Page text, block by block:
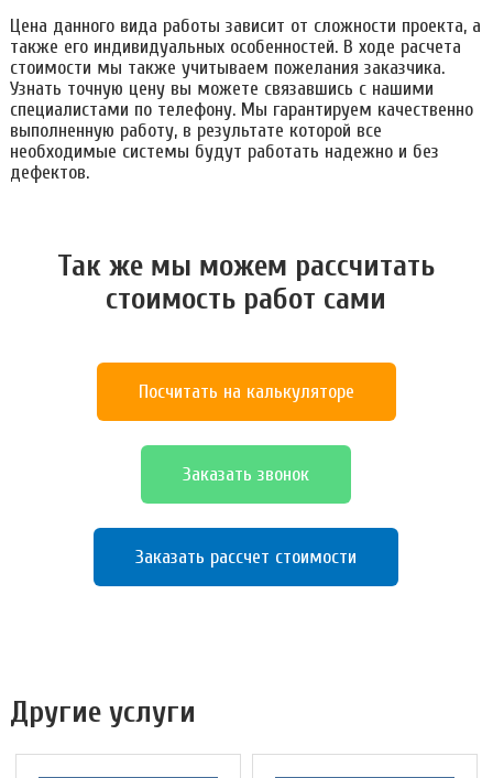
Цена данного вида работы зависит от сложности проекта, а
также его индивидуальных особенностей. В ходе расчета
стоимости мы также учитываем пожелания заказчика.
Узнать точную цену вы можете связавшись с нашими
специалистами по телефону. Мы гарантируем качественно
выполненную работу, в результате которой все
необходимые системы будут работать надежно и без
дефектов.
Так же мы можем расcчитать
стоимость работ сами
Посчитать на калькуляторе
Заказать звонок
Заказать рассчет стоимости
Другие услуги